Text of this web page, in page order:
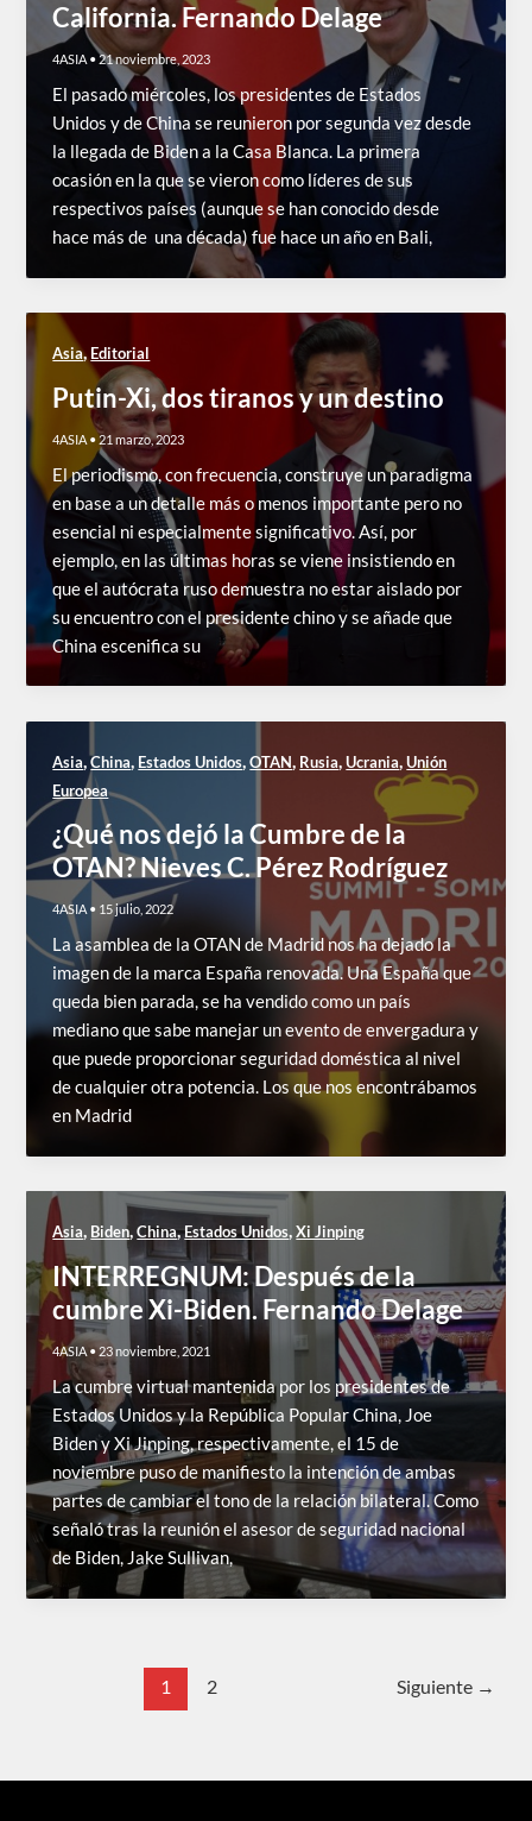
California. Fernando Delage
4ASIA •21 noviembre, 2023
El pasado miércoles, los presidentes de Estados
Unidos y de China se reunieron por segunda vez desde
la llegada de Biden a la Casa Blanca. La primera
ocasión en la que se vieron como líderes de sus
respectivos países (aunque se han conocido desde
hace más de una década) fue hace un año en Bali,
Asia, Editorial
Putin-Xi, dos tiranos y un destino
4ASIA •21 marzo, 2023
El periodismo, con frecuencia, construye un paradigma
en base a un detalle más o menos importante pero no
esencial ni especialmente significativo. Así, por
ejemplo, en las últimas horas se viene insistiendo en
que el autócrata ruso demuestra no estar aislado por
su encuentro con el presidente chino y se añade que
China escenifica su
Asia,China, Estados Unidos,OTAN, Rusia,Ucrania,Unión
Europea
¿Qué nos dejó la Cumbre de la
OTAN? Nieves C. Pérez Rodríguez
4ASIA • 15 julio, 2022
La asamblea de la OTAN de Madrid nos ha dejado la
imagen de la marca España renovada. Una España que
queda bien parada, se ha vendido como un país
mediano que sabe manejar un evento de envergadura y
que puede proporcionar seguridad doméstica al nivel
de cualquier otra potencia. Los que nos encontrábamos
en Madrid
Asia, Biden,China,Estados Unidos,Xi Jinping
INTERREGNUM: Después de la
cumbre Xi-Biden. Fernando Delage
4ASIA •23 noviembre, 2021
La cumbre virtual mantenida por los presidentes de
Estados Unidos y la República Popular China, Joe
Biden y Xi Jinping, respectivamente, el 15 de
noviembre puso de manifiesto la intención de ambas
partes de cambiar el tono de la relación bilateral. Como
señaló tras la reunión el asesor de seguridad nacional
de Biden, Jake Sullivan,
1 2 Siguiente →